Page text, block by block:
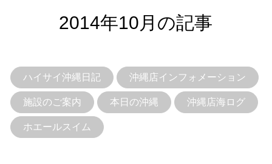
2014年10月の記事
ハイサイ沖縄日記 沖縄店インフォメーション
施設のご案内 本日の沖縄 沖縄店海ログ
ホエールスイム